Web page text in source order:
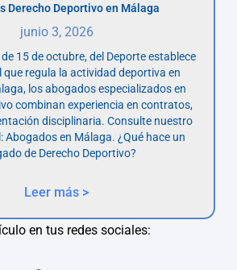
Derecho Deportivo en Málaga
junio 3, 2026
15 de octubre, del Deporte establece
que regula la actividad deportiva en
los abogados especializados en
combinan experiencia en contratos,
disciplinaria. Consulte nuestro
Abogados en Málaga. ¿Qué hace un
de Derecho Deportivo?
Leer más >
en tus redes sociales: